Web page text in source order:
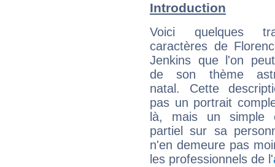
Introduction
Voici quelques
caractères de
Jenkins que l'on
de son thème
natal. Cette
pas un portrait
là, mais un simple
partiel sur sa
n'en demeure pas
les professionnels de l'